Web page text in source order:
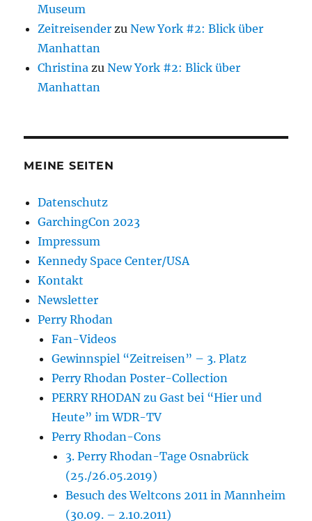
Museum
Zeitreisender zuNew York #2: Blick über
Manhattan
Christina zuNew York #2: Blick über
Manhattan
MEINE SEITEN
Datenschutz
GarchingCon 2023
Impressum
Kennedy Space Center/USA
Kontakt
Newsletter
Perry Rhodan
Fan-Videos
Gewinnspiel “Zeitreisen” – 3. Platz
Perry Rhodan Poster-Collection
PERRY RHODAN zu Gast bei “Hier und
Heute” im WDR-TV
Perry Rhodan-Cons
3. Perry Rhodan-Tage Osnabrück
(25./26.05.2019)
Besuch des Weltcons 2011 in Mannheim
(30.09. – 2.10.2011)